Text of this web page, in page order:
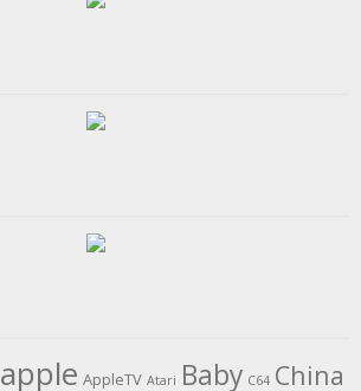
apple AppleTV Atari Baby C64 China